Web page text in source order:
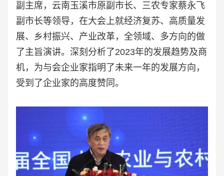
副主席，云南玉溪市原副市长、三农专家蔡永飞
副市长等领导，在大会上就经济复苏、高质量发
展、乡村振兴、产业改革，全领域、多方向的做
了主旨演讲。深刻分析了2023年的发展趋势及商
机，为与会企业家指明了未来一年的发展方向，
受到了企业家的高度赞同。